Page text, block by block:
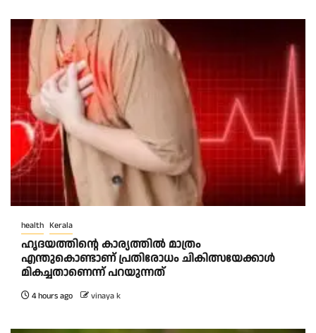
health Kerala
ഹൃദയത്തിന്റെ കാര്യത്തിൽ മാത്രം
എന്തുകൊണ്ടാണ് പ്രതിരോധം ചികിത്സയേക്കാൾ
മികച്ചതാണെന്ന് പറയുന്നത്
4 hours ago vinaya k